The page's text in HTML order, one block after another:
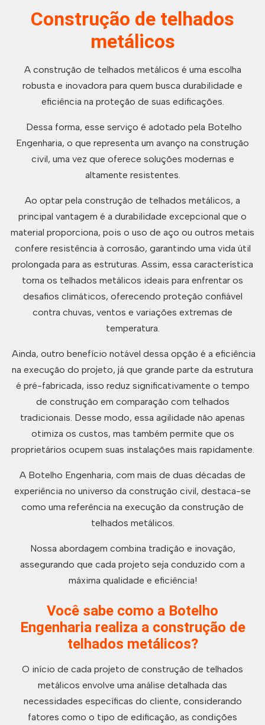
Construção de telhados
metálicos
A construção de telhados metálicos é uma escolha
robusta e inovadora para quem busca durabilidade e
eficiência na proteção de suas edificações.
Dessa forma, esse serviço é adotado pela Botelho
Engenharia, o que representa um avanço na construção
civil, uma vez que oferece soluções modernas e
altamente resistentes.
Ao optar pela construção de telhados metálicos, a
principal vantagem é a durabilidade excepcional que o
material proporciona, pois o uso de aço ou outros metais
confere resistência à corrosão, garantindo uma vida útil
prolongada para as estruturas. Assim, essa característica
torna os telhados metálicos ideais para enfrentar os
desafios climáticos, oferecendo proteção confiável
contra chuvas, ventos e variações extremas de
temperatura.
Ainda, outro benefício notável dessa opção é a eficiência
na execução do projeto, já que grande parte da estrutura
é pré-fabricada, isso reduz significativamente o tempo
de construção em comparação com telhados
tradicionais. Desse modo, essa agilidade não apenas
otimiza os custos, mas também permite que os
proprietários ocupem suas instalações mais rapidamente.
A Botelho Engenharia, com mais de duas décadas de
experiência no universo da construção civil, destaca-se
como uma referência na execução da construção de
telhados metálicos.
Nossa abordagem combina tradição e inovação,
assegurando que cada projeto seja conduzido com a
máxima qualidade e eficiência!
Você sabe como a Botelho
Engenharia realiza a construção de
telhados metálicos?
O início de cada projeto de construção de telhados
metálicos envolve uma análise detalhada das
necessidades específicas do cliente, considerando
fatores como o tipo de edificação, as condições